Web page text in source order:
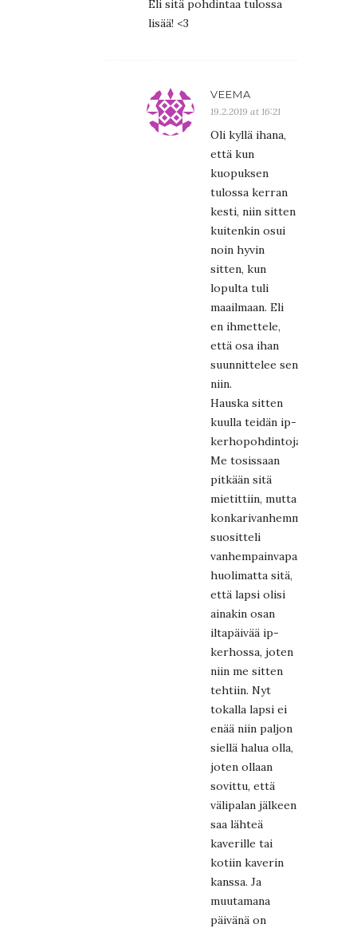
Eli sitä pohdintaa tulossa
lisää! <3
VEEMA
19.2.2019 at 16:21
Oli kyllä ihana,
että kun
kuopuksen
tulossa kerran
kesti, niin sitten
kuitenkin osui
noin hyvin
sitten, kun
lopulta tuli
maailmaan. Eli
en ihmettele,
että osa ihan
suunnittelee sen
niin.
Hauska sitten
kuulla teidän ip-
kerhopohdintoja.
Me tosissaan
pitkään sitä
mietittiin, mutta
konkarivanhemmat
suositteli
vanhempainvapaasta
huolimatta sitä,
että lapsi olisi
ainakin osan
iltapäivää ip-
kerhossa, joten
niin me sitten
tehtiin. Nyt
tokalla lapsi ei
enää niin paljon
siellä halua olla,
joten ollaan
sovittu, että
välipalan jälkeen
saa lähteä
kaverille tai
kotiin kaverin
kanssa. Ja
muutamana
päivänä on